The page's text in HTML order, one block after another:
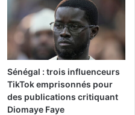
Sénégal : trois influenceurs
TikTok emprisonnés pour
des publications critiquant
Diomaye Faye